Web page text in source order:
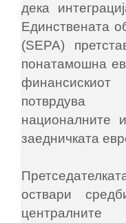
дека
Единствената
(SEPA)
понатамошна
потврдува
националните
заедничката
оствари